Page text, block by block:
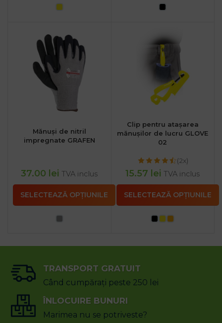
Mănuși de nitril
impregnate GRAFEN
37.00 lei TVA inclus
SELECTEAZĂ OPȚIUNILE
Clip pentru atașarea
mănușilor de lucru GLOVE
02
(2x)
15.57 lei TVA inclus
SELECTEAZĂ OPȚIUNILE
TRANSPORT GRATUIT
Când cumpărați peste 250 lei
ÎNLOCUIRE BUNURI
Marimea nu se potriveste?